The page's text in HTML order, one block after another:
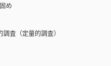
め
査（定量的調査）